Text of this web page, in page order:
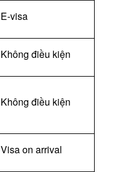
E-visa
Không điều kiện
Không điều kiện
Visa on arrival